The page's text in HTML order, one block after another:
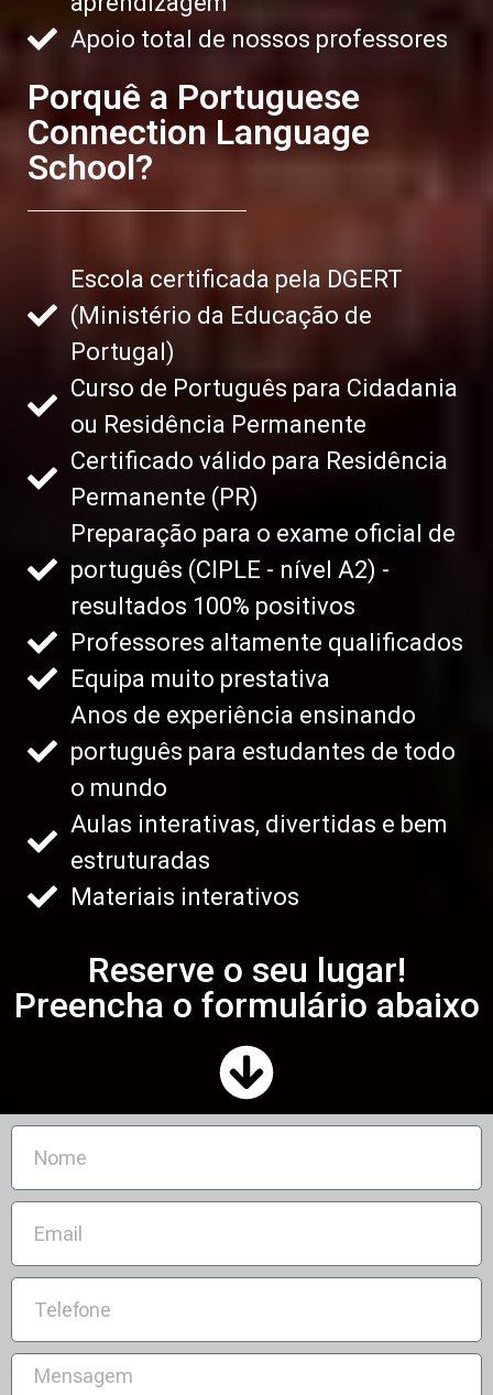
Apoio total de nossos professores
Porquê a Portuguese
Connection Language
School?
Escola certificada pela DGERT
(Ministério da Educação de
Portugal)
Curso de Português para Cidadania
ou Residência Permanente
Certificado válido para Residência
Permanente (PR)
Preparação para o exame oficial de
português (CIPLE - nível A2) -
resultados 100% positivos
Professores altamente qualificados
Equipa muito prestativa
Anos de experiência ensinando
português para estudantes de todo
o mundo
Aulas interativas, divertidas e bem
estruturadas
Materiais interativos
Reserve o seu lugar!
Preencha o formulário abaixo